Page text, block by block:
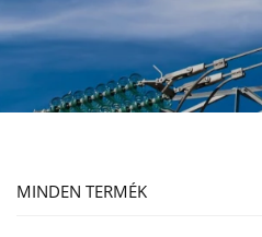
MINDEN TERMÉK